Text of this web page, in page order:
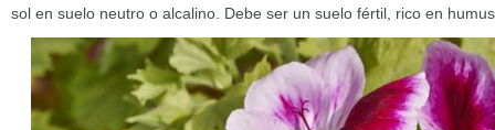
sol en suelo neutro o alcalino. Debe ser un suelo fértil, rico en